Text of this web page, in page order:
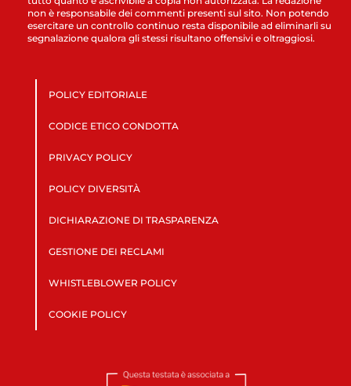
non è responsabile dei commenti presenti sul sito. Non potendo
esercitare un controllo continuo resta disponibile ad eliminarli su
segnalazione qualora gli stessi risultano offensivi e oltraggiosi.
POLICY EDITORIALE
CODICE ETICO CONDOTTA
PRIVACY POLICY
POLICY DIVERSITÀ
DICHIARAZIONE DI TRASPARENZA
GESTIONE DEI RECLAMI
WHISTLEBLOWER POLICY
COOKIE POLICY